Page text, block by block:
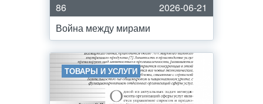
86
2026-06-21
Война между мирами
ТОВАРЫ И УСЛУГИ